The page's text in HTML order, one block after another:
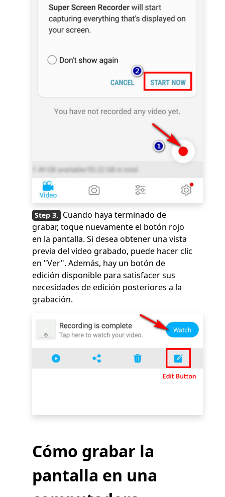
Cuando haya terminado de
grabar, toque nuevamente el botón rojo
en la pantalla. Si desea obtener una vista
previa del video grabado, puede hacer clic
en "Ver". Además, hay un botón de
edición disponible para satisfacer sus
necesidades de edición posteriores a la
grabación.
Cómo grabar la
pantalla en una